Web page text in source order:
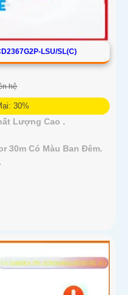
LSU/SL(C)
hệ
30%
Lượng Cao .
30m Có Màu Ban Đêm.